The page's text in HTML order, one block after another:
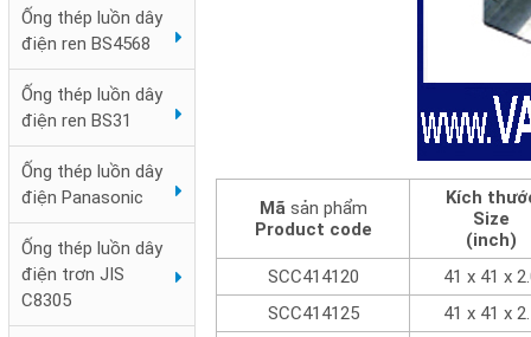
Mã sản phẩm
Product code
Kích
Size
(inch)
SCC414120
41 x 41 x
SCC414125
41 x 41 x
Ống thép luồn dây
điện ren BS4568
Ống thép luồn dây
điện ren BS31
Ống thép luồn dây
điện Panasonic
Ống thép luồn dây
điện trơn JIS
C8305